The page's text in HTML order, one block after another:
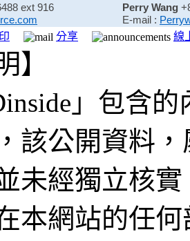
ext 916
Perry Wang
E-mail :
分享 線
】
」包含
該公開資料
未經獨立核
本網站的任